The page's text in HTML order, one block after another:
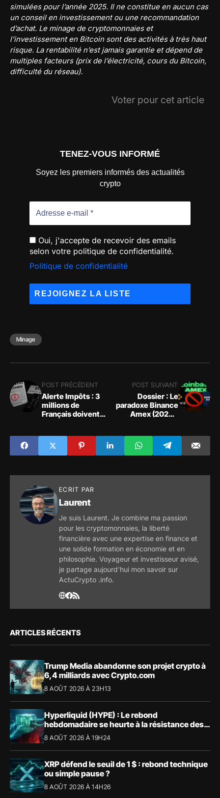
simulées pour l’année 2025. Il ne constitue en aucun cas
un conseil en investissement ou une recommandation
d’achat. Le minage de cryptomonnaies et
l’investissement en Bitcoin sont des activités à très haut
risque. La rentabilité n’est jamais garantie et dépend de
multiples facteurs (prix de l’électricité, cours du Bitcoin,
difficulté du réseau).
Voter pour cet article
TENEZ-VOUS INFORMÉ
Soyez les premiers informés des actualités
crypto
Oui, j'accepte de recevoir des emails
selon votre politique de confidentialité.
Politique de confidentialité
Minage
POST PRÉCÉDENT
Alerte Impôts : 3
millions de
Français doivent
éviter une facture
en 2027
POST SUIVANT
Dossier : Le
paradoxe Binance
Amex (2025).
mais accepte
Coinbase ?
ECRIT PAR
Laurent
Je suis Laurent. Je combine ma passion
pour les cryptomonnaies, la liberté
financière avec une expertise en finance et
une solide formation en économie et en
philosophie. Voyageur et investisseur avisé,
je partage aujourd'hui mon savoir sur
ActuCrypto .info.
ARTICLES RÉCENTS
Trump Media abandonne son projet crypto à
6,4 milliards avec Crypto.com
8 AOÛT 2026 À 23H13
Hyperliquid (HYPE) : Le rebond
hebdomadaire se heurte à la résistance des
57,90 $
8 AOÛT 2026 À 19H24
XRP défend le seuil de 1 $ : rebond technique
ou simple pause ?
8 AOÛT 2026 À 14H26